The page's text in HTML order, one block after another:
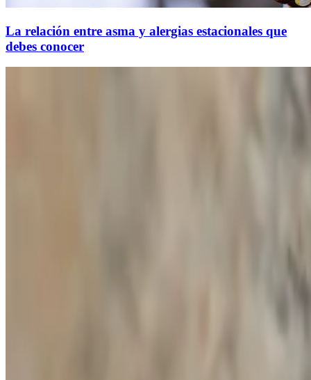
La relación entre asma y alergias estacionales que
debes conocer